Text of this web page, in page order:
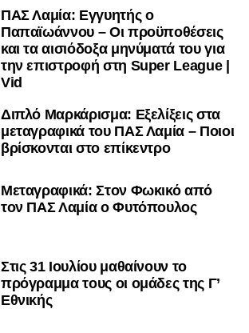
ΠΑΣ Λαμία: Εγγυητής ο
Παπαϊωάννου – Οι προϋποθέσεις
και τα αισιόδοξα μηνύματά του για
την επιστροφή στη Super League |
Vid
Διπλό Μαρκάρισμα: Εξελίξεις στα
μεταγραφικά του ΠΑΣ Λαμία – Ποιοι
βρίσκονται στο επίκεντρο
Μεταγραφικά: Στον Φωκικό από
τον ΠΑΣ Λαμία ο Φυτόπουλος
Στις 31 Ιουλίου μαθαίνουν το
πρόγραμμα τους οι ομάδες της Γ’
Εθνικής